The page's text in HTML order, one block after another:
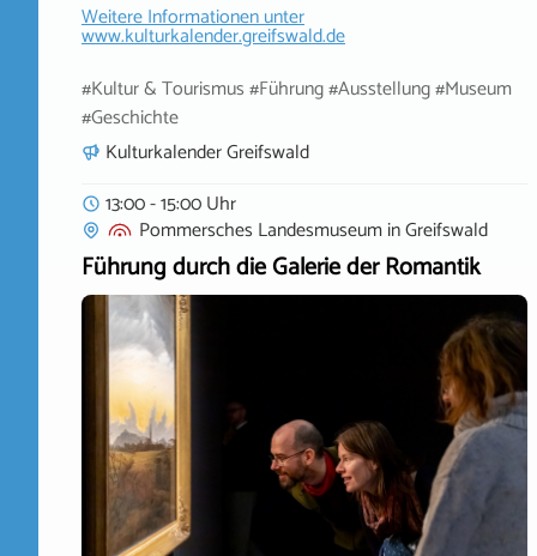
Weitere Informationen unter
www.kulturkalender.greifswald.de
#Kultur & Tourismus #Führung #Ausstellung #Museum
#Geschichte
Kulturkalender Greifswald
13:00 - 15:00 Uhr
Pommersches LandesmuseuminGreifswald
Führung durch die Galerie der Romantik